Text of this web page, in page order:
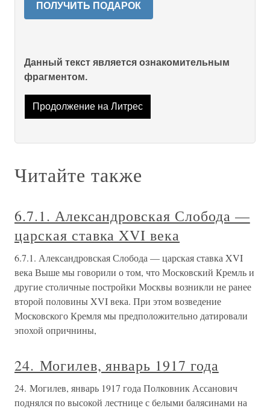
ПОЛУЧИТЬ ПОДАРОК
Данный текст является ознакомительным
фрагментом.
Продолжение на Литрес
Читайте также
6.7.1. Александровская Слобода —
царская ставка XVI века
6.7.1. Александровская Слобода — царская ставка XVI
века Выше мы говорили о том, что Московский Кремль и
другие столичные постройки Москвы возникли не ранее
второй половины XVI века. При этом возведение
Московского Кремля мы предположительно датировали
эпохой опричнины,
24. Могилев, январь 1917 года
24. Могилев, январь 1917 года Полковник Ассанович
поднялся по высокой лестнице с белыми балясинами на